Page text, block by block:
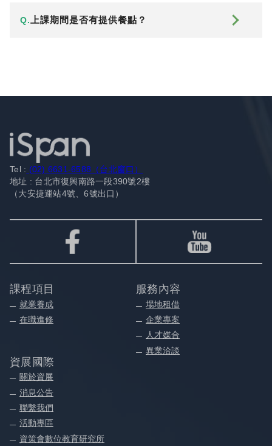
Q. 上課期間是否有提供餐點？
Tel : (02) 6631-6588（台北窗口）
地址 : 台北市復興南路一段390號2樓
（大安捷運站4號、6號出口）
課程項目
就業養成
在職進修
服務內容
場地租借
企業專案
人才媒合
異業洽談
資展國際
關於資展
消息公告
聯繫我們
活動專區
資策會數位教育研究所